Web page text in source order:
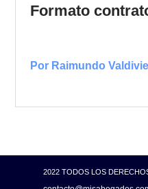
Formato
Por Raimundo